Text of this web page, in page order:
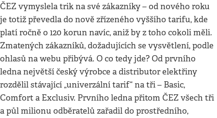
ČEZ vymyslela trik na své zákazníky – od nového roku
je totiž převedla do nově zřízeného vyššího tarifu, kde
platí ročně o 120 korun navíc, aniž by z toho cokoli měli.
Zmatených zákazníků, dožadujících se vysvětlení, podle
ohlasů na webu přibývá. O co tedy jde? Od prvního
ledna největší český výrobce a distributor elektřiny
rozdělil stávající „univerzální tarif“ na tři – Basic,
Comfort a Exclusiv. Prvního ledna přitom ČEZ všech tři
a půl milionu odběratelů zařadil do prostředního,